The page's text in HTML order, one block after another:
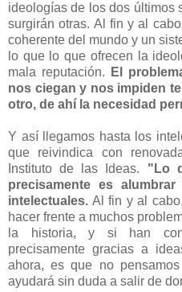
ideologías de los dos últimos
surgirán otras. Al fin y al
coherente del mundo y un
lo que lo que ofrecen la
mala reputación.
El
nos ciegan y nos impiden
otro, de ahí la necesidad
Y así llegamos hasta los
que reivindica con
Instituto de las Ideas. "Lo
precisamente es
intelectuales. Al fin y al
hacer frente a muchos
la historia, y si han
precisamente gracias a
ahora, es que no
ayudará sin duda a salir de